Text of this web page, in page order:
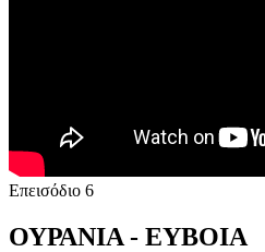
Επεισόδιο 6
ΟΥΡΑΝΙΑ - EYBOIA